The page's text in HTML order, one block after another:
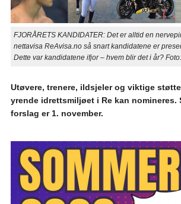
FJORÅRETS KANDIDATER: Det er alltid en
nettavisa ReAvisa.no så snart kandidatene er
Dette var kandidatene ifjor – hvem blir det i år?
Utøvere, trenere, ildsjeler og viktige
yrende idrettsmiljøet i Re kan nomineres.
forslag er 1. november.